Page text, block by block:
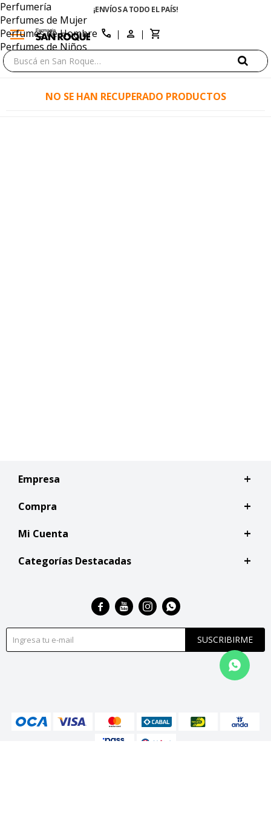
¡ENVÍOS A TODO EL PAÍS!
menu call
NO SE HAN RECUPERADO PRODUCTOS
Perfumería
Perfumes de Mujer
Perfumes de Hombre
Perfumes de Niños
Empresa
Compra
Mi Cuenta
Categorías Destacadas
SUSCRIBIRME
   
close